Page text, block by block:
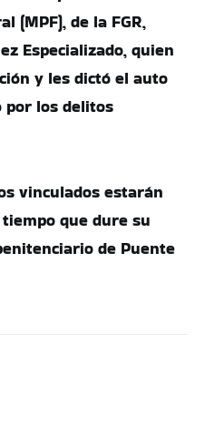
(MPF), de la FGR,
Especializado, quien
y les dictó el auto
por los delitos
vinculados estarán
que dure su
de Puente